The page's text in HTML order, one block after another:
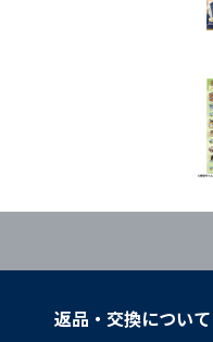
返品・交換について